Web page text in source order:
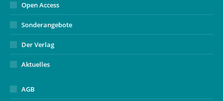
Open Access
Sonderangebote
Der Verlag
Aktuelles
AGB